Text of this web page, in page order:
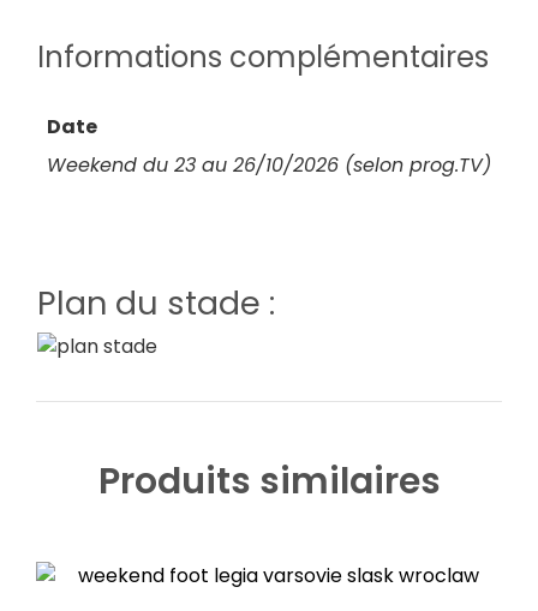
Informations complémentaires
Date
Weekend du 23 au 26/10/2026 (selon prog.TV)
Plan du stade :
Produits similaires